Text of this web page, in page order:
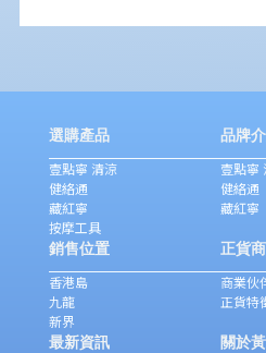
選購產品
壹點寧 清涼
健絡通
藏紅寧
按摩工具
品牌
壹點寧
健絡通
藏紅寧
銷售位置
香港島
九龍
新界
正貨
商業伙
正貨特
最新資訊 關於